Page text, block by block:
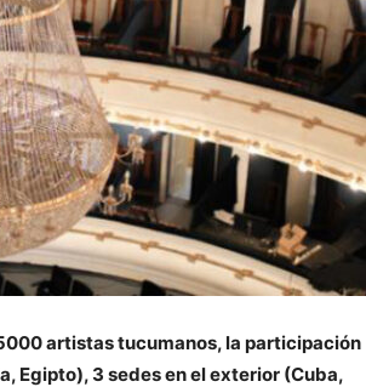
artistas tucumanos, la participación
Egipto), 3 sedes en el exterior (Cuba,